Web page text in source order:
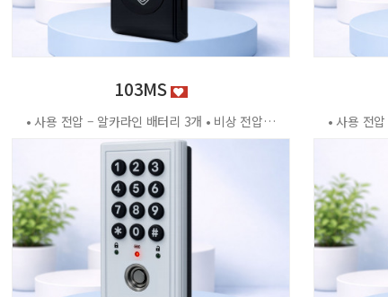
103MS
• 사용 전압 – 알카라인 배터리 3개 • 비상 전압 - DC3.2V±0.2V • 전력 소비량 – 정전류 : ≤30μA 동작전류 : ≤150 MA • 사용 환경 – 온도 : 0℃ ~ +70℃ 습도 : RH 20% ~ RH95%RH 사용방법 < 잠금방법 > - 비밀번호 4자리 숫자를 입력하면 문이 자동으로 잠깁니다. < 찾는방법> - 입력했던 비밀번호 4자리 숫자를 누르면 자동으로 문이 열립니다. - 비밀번호를 잊었을 경우 마스터키 사용 가능 특징 - 마스터키 10개까지 등록가능 - 버튼 백라이트 - 배터리 방전 시 외부전원 공급기 사용가능 - 자동/수동 잠금 설정 가능 - 마스터 비밀번호 설정 가능 - 무음모드 가능 - 13.56MHZ